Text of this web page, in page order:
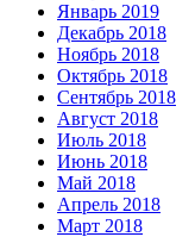
Январь 2019
Декабрь 2018
Ноябрь 2018
Октябрь 2018
Сентябрь 2018
Август 2018
Июль 2018
Июнь 2018
Май 2018
Апрель 2018
Март 2018